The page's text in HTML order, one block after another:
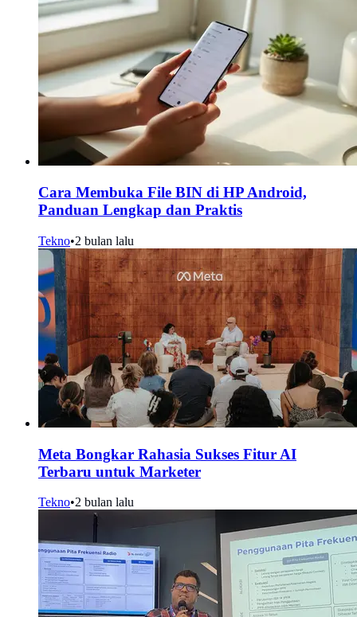
Cara Membuka File BIN di HP Android,
Panduan Lengkap dan Praktis
Tekno•2 bulan lalu
Meta Bongkar Rahasia Sukses Fitur AI
Terbaru untuk Marketer
Tekno•2 bulan lalu